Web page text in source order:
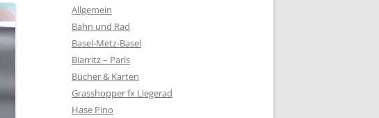
Allgemein
Bahn und Rad
Basel-Metz-Basel
Biarritz – Paris
Bücher & Karten
Grasshopper fx Liegerad
Hase Pino